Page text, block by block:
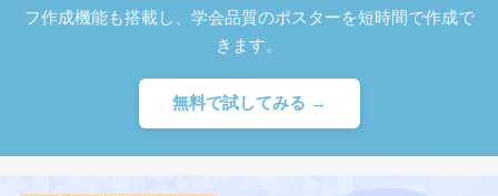
フ作成機能も搭載し、学会品質のポスターを短時間で作成で
きます。
無料で試してみる →